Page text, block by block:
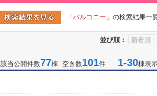
「バルコニー」 の検索結果一
並び順：
該当公開件数77棟 空き数101件 1-30棟表